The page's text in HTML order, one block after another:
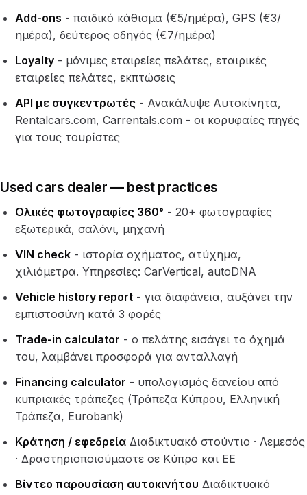
Add-ons - παιδικό κάθισμα (€5/ημέρα), GPS (€3/
ημέρα), δεύτερος οδηγός (€7/ημέρα)
Loyalty - μόνιμες εταιρείες πελάτες, εταιρικές
εταιρείες πελάτες, εκπτώσεις
API με συγκεντρωτές - Ανακάλυψε Αυτοκίνητα,
Rentalcars.com, Carrentals.com - οι κορυφαίες πηγές
για τους τουρίστες
Used cars dealer — best practices
Ολικές φωτογραφίες 360° - 20+ φωτογραφίες
εξωτερικά, σαλόνι, μηχανή
VIN check - ιστορία οχήματος, ατύχημα,
χιλιόμετρα. Υπηρεσίες: CarVertical, autoDNA
Vehicle history report - για διαφάνεια, αυξάνει την
εμπιστοσύνη κατά 3 φορές
Trade-in calculator - ο πελάτης εισάγει το όχημά
του, λαμβάνει προσφορά για ανταλλαγή
Financing calculator - υπολογισμός δανείου από
κυπριακές τράπεζες (Τράπεζα Κύπρου, Ελληνική
Τράπεζα, Eurobank)
Κράτηση / εφεδρεία Διαδικτυακό στούντιο · Λεμεσός
· Δραστηριοποιούμαστε σε Κύπρο και ΕΕ
Βίντεο παρουσίαση αυτοκινήτου Διαδικτυακό